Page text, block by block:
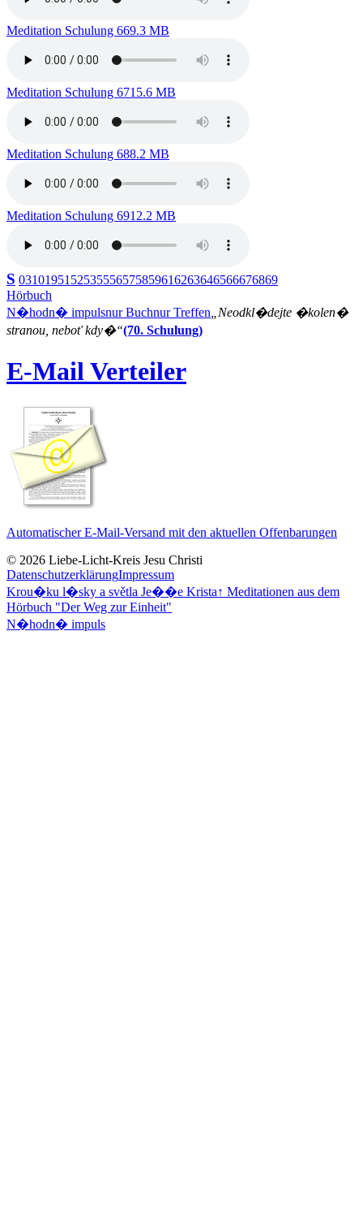
Meditation Schulung 669.3 MB
Meditation Schulung 6715.6 MB
Meditation Schulung 688.2 MB
Meditation Schulung 6912.2 MB
S 03101951 52535556575859616263646566676869
Hörbuch
N�hodn� impulsnur Buchnur Treffen „Neodkl�dejte �kolen�
stranou, neboť kdy�“(70. Schulung)
E-Mail Verteiler
Automatischer E-Mail-Versand mit den aktuellen Offenbarungen
© 2026 Liebe-Licht-Kreis Jesu Christi
DatenschutzerklärungImpressum
Krou�ku l�sky a světla Je��e Krista↑ Meditationen aus dem
Hörbuch "Der Weg zur Einheit"
N�hodn� impuls